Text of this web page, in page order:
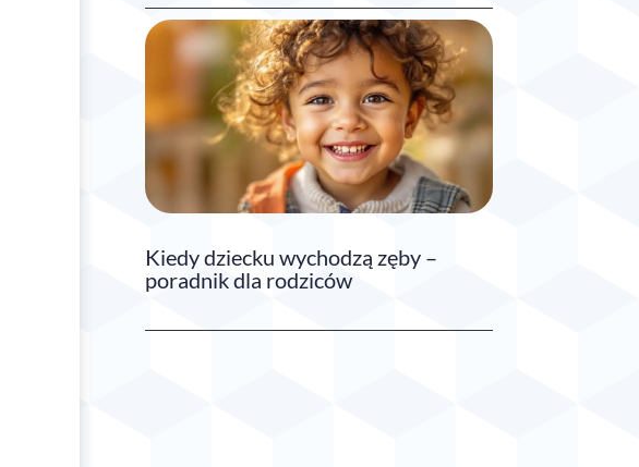
Kiedy dziecku wychodzą zęby –
poradnik dla rodziców